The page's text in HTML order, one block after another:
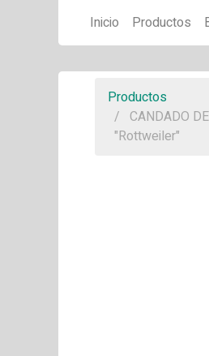
Inicio Productos
Productos
CANDADO
"Rottweiler"